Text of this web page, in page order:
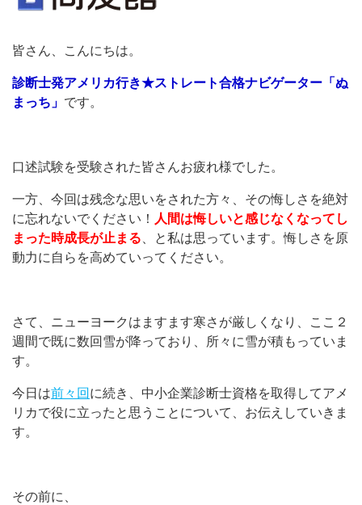
皆さん、こんにちは。
診断士発アメリカ行き★ストレート合格ナビゲーター「ぬ
まっち」 です。
口述試験を受験された皆さんお疲れ様でした。
一方、今回は残念な思いをされた方々、その悔しさを絶対
に忘れないでください！ 人間は悔しいと感じなくなってし
まった時成長が止まる、と私は思っています。悔しさを原
動力に自らを高めていってください。
さて、ニューヨークはますます寒さが厳しくなり、ここ２
週間で既に数回雪が降っており、所々に雪が積もっていま
す。
今日は前々回 に続き、中小企業診断士資格を取得してアメ
リカで役に立ったと思うことについて、お伝えしていきま
す。
その前に、